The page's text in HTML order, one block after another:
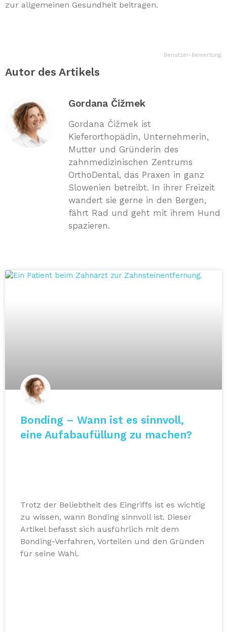
zur allgemeinen Gesundheit beitragen.
Benutzer-Bewertung
Autor des Artikels
Gordana Čižmek
Gordana Čižmek ist
Kieferorthopädin, Unternehmerin,
Mutter und Gründerin des
zahnmedizinischen Zentrums
OrthoDental, das Praxen in ganz
Slowenien betreibt. In ihrer Freizeit
wandert sie gerne in den Bergen,
fährt Rad und geht mit ihrem Hund
spazieren.
Bonding – Wann ist es sinnvoll,
eine Aufabaufüllung zu machen?
Trotz der Beliebtheit des Eingriffs ist es wichtig
zu wissen, wann Bonding sinnvoll ist. Dieser
Artikel befasst sich ausführlich mit dem
Bonding-Verfahren, Vorteilen und den Gründen
für seine Wahl.